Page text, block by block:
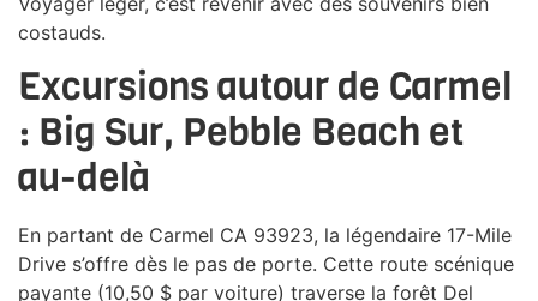
costauds.
Excursions autour de Carmel
: Big Sur, Pebble Beach et
au-delà
En partant de Carmel CA 93923, la légendaire 17-Mile
Drive s’offre dès le pas de porte. Cette route scénique
payante (10,50 $ par voiture) traverse la forêt Del